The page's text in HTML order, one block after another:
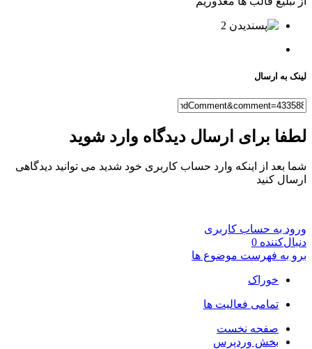
2
لینک به ارسال
لطفا برای ارسال دیدگاه وارد شوید
شما بعد از اینکه وارد حساب کاربری خود شدید می توانید دیدگاهی
ارسال کنید
ورود به حساب کاربری
دنبال‌کننده 0
برو به فهرست موضوع ها
خوراک
تمامی فعالیت ها
صفحه نخست
بخش وردپرس